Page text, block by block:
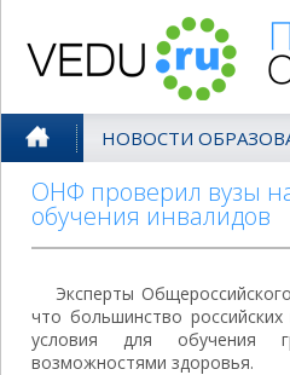
НОВОСТИ
ОНФ проверил вузы
обучения инвалидов
Эксперты
что большинство
условия для обучения
возможностями здоровья.